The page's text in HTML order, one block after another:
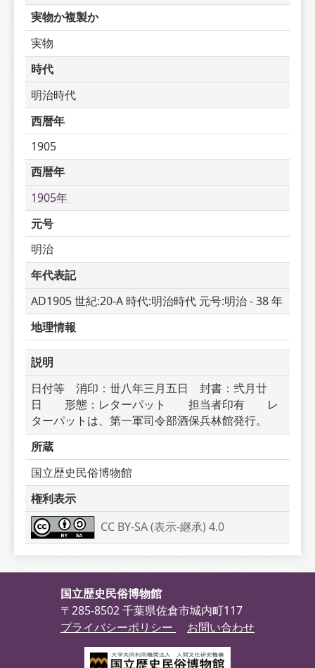
実物か複製か
実物
時代
明治時代
西暦年
1905
西暦年
1905年
元号
明治
年代表記
AD1905 世紀:20-A 時代:明治時代 元号:明治 - 38 年
地理情報
説明
日付等　消印：丗八年三月五日　封書：弐月廿
日　　形態：レターパット　　担当者印有　　レ
ターパットは、第一軍司令部酒保兵林館発行。
所蔵
国立歴史民俗博物館
権利表示
CC BY-SA (表示-継承) 4.0
国立歴史民俗博物館
〒285-8502 千葉県佐倉市城内町117
プライバシーポリシー
お問い合わせ